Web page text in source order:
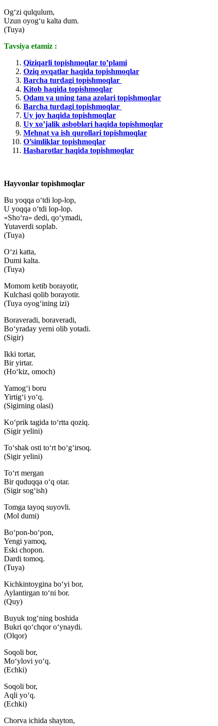
Og‘zi qulqulum,
Uzun oyog‘u kalta dum.
(Tuya)
Tavsiya etamiz :
Qiziqarli topishmoqlar to’plami
Oziq ovqatlar haqida topishmoqlar
Barcha turdagi topishmoqlar
Kitob haqida topishmoqlar
Odam va uning tana azolari topishmoqlar
Barcha turdagi topishmoqlar
Uy joy haqida topishmoqlar
Uy xo’jalik asboblari haqida topishmoqlar
Mehnat va ish qurollari topishmoqlar
O’simliklar topishmoqlar
Hasharotlar haqida topishmoqlar
Hayvonlar topishmoqlar
Bu yoqqa o‘tdi lop-lop,
U yoqqa o‘tdi lop-lop.
«Sho‘ra» dedi, qo‘ymadi,
Yutaverdi soplab.
(Tuya)
O‘zi katta,
Dumi kalta.
(Tuya)
Momom ketib borayotir,
Kulchasi qolib borayotir.
(Tuya oyog‘ining izi)
Boraveradi, boraveradi,
Bo‘yraday yerni olib yotadi.
(Sigir)
Ikki tortar,
Bir yirtar.
(Ho‘kiz, omoch)
Yamog‘i boru
Yirtig‘i yo‘q.
(Sigirning olasi)
Ko‘prik tagida to‘rtta qoziq.
(Sigir yelini)
To‘shak osti to‘rt bo‘g‘irsoq.
(Sigir yelini)
To‘rt mergan
Bir quduqqa o‘q otar.
(Sigir sog‘ish)
Tomga tayoq suyovli.
(Mol dumi)
Bo‘pon-bo‘pon,
Yengi yamoq,
Eski chopon.
Dardi tomoq.
(Tuya)
Kichkintoygina bo‘yi bor,
Aylantirgan to‘ni bor.
(Quy)
Buyuk tog‘ning boshida
Bukri qo‘chqor o‘ynaydi.
(Olqor)
Soqoli bor,
Mo‘ylovi yo‘q.
(Echki)
Soqoli bor,
Aqli yo‘q.
(Echki)
Chorva ichida shayton,